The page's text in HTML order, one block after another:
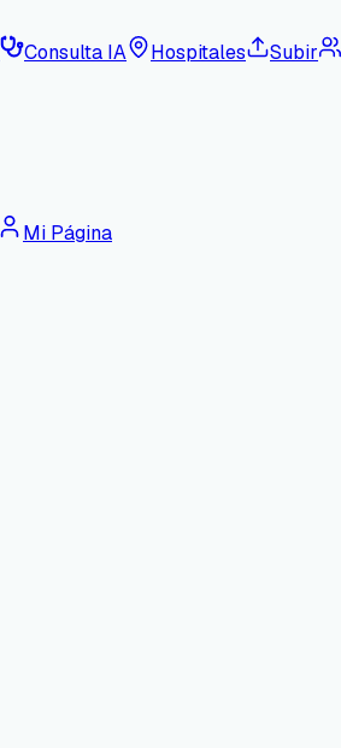
Consulta IA Hospitales Subir
Mi Página